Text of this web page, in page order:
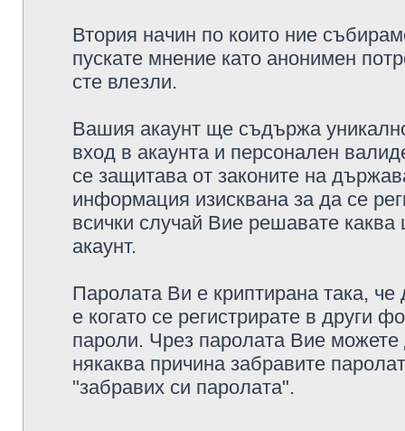
Втория начин по които ние
пускате мнение като анонимен
сте влезли.
Вашия акаунт ще съдържа
вход в акаунта и персонален
се защитава от законите на
информация изисквана за да се
всички случай Вие решавате
акаунт.
Паролата Ви е криптирана така,
е когато се регистрирате в други
пароли. Чрез паролата Вие можете
някаква причина забравите
"забравих си паролата".